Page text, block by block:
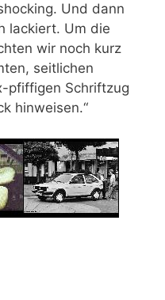
Und dann
lackiert. Um die
wir noch kurz
seitlichen
pfiffigen Schriftzug
hinweisen.“